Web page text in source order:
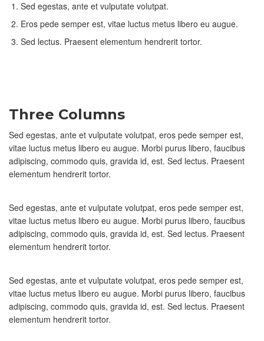
Sed egestas, ante et vulputate volutpat.
Eros pede semper est, vitae luctus metus libero eu augue.
Sed lectus. Praesent elementum hendrerit tortor.
Three Columns
Sed egestas, ante et vulputate volutpat, eros pede semper est,
vitae luctus metus libero eu augue. Morbi purus libero, faucibus
adipiscing, commodo quis, gravida id, est. Sed lectus. Praesent
elementum hendrerit tortor.
Sed egestas, ante et vulputate volutpat, eros pede semper est,
vitae luctus metus libero eu augue. Morbi purus libero, faucibus
adipiscing, commodo quis, gravida id, est. Sed lectus. Praesent
elementum hendrerit tortor.
Sed egestas, ante et vulputate volutpat, eros pede semper est,
vitae luctus metus libero eu augue. Morbi purus libero, faucibus
adipiscing, commodo quis, gravida id, est. Sed lectus. Praesent
elementum hendrerit tortor.